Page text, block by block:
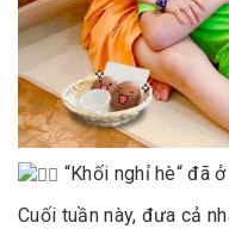
“Khối nghỉ hè“ đã
Cuối tuần này, đưa cả